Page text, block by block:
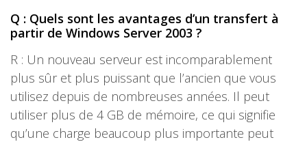
Q : Quels sont les avantages d’un transfert à
partir de Windows Server 2003 ?
R : Un nouveau serveur est incomparablement
plus sûr et plus puissant que l’ancien que vous
utilisez depuis de nombreuses années. Il peut
utiliser plus de 4 GB de mémoire, ce qui signifie
qu’une charge beaucoup plus importante peut